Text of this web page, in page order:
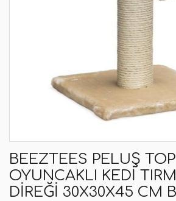
BEEZTEES PELUŞ TOP
OYUNCAKLI KEDI
DIREĞI 30X30X45 CM